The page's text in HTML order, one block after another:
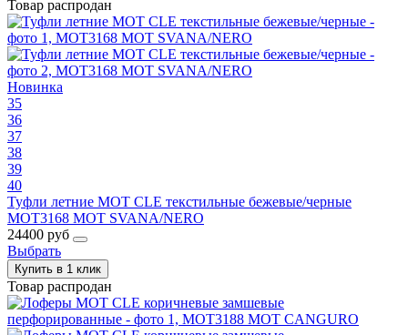
Товар распродан
Новинка
35
36
37
38
39
40
Туфли летние MOT CLE текстильные бежевые/черные
MOT3168 MOT SVANA/NERO
24400 руб
Выбрать
Купить в 1 клик
Товар распродан